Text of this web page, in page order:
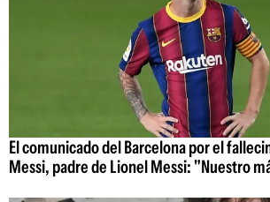
El comunicado del Barcelona por el
Messi, padre de Lionel Messi: "Nuestro